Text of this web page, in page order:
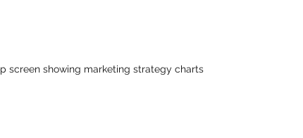
screen showing marketing strategy charts